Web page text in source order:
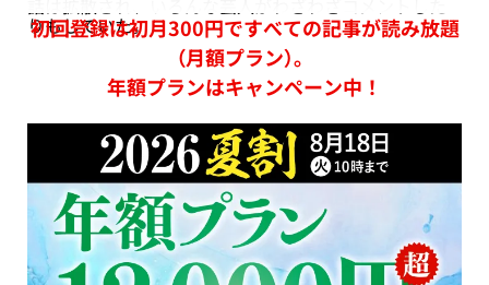
りもしていた。
初回登録は初月300円ですべての記事が読み放題
（月額プラン）。
年額プランはキャンペーン中！